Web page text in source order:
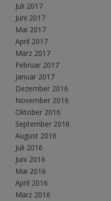
Juli 2017
Juni 2017
Mai 2017
April 2017
März 2017
Februar 2017
Januar 2017
Dezember 2016
November 2016
Oktober 2016
September 2016
August 2016
Juli 2016
Juni 2016
Mai 2016
April 2016
März 2016